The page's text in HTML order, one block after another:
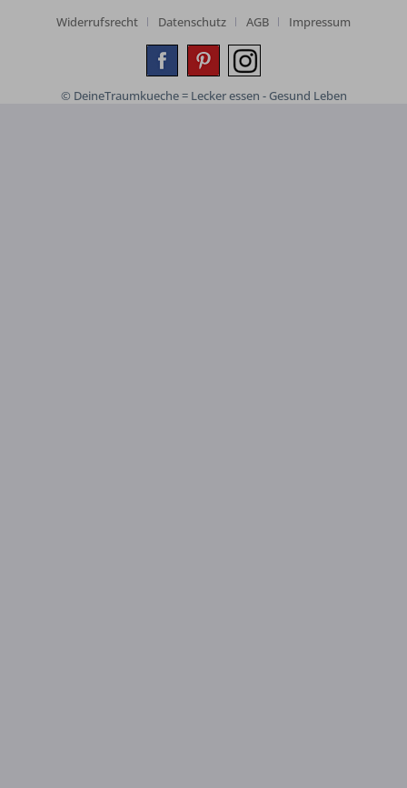
Widerrufsrecht
Datenschutz AGB Impressum
© DeineTraumkueche = Lecker essen - Gesund Leben